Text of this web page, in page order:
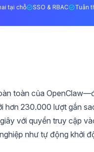
tại chỗ SSO & RBAC Tuân
toàn của
hơn 230.000 lượt gắn
với quyền truy cập
như tự động khởi